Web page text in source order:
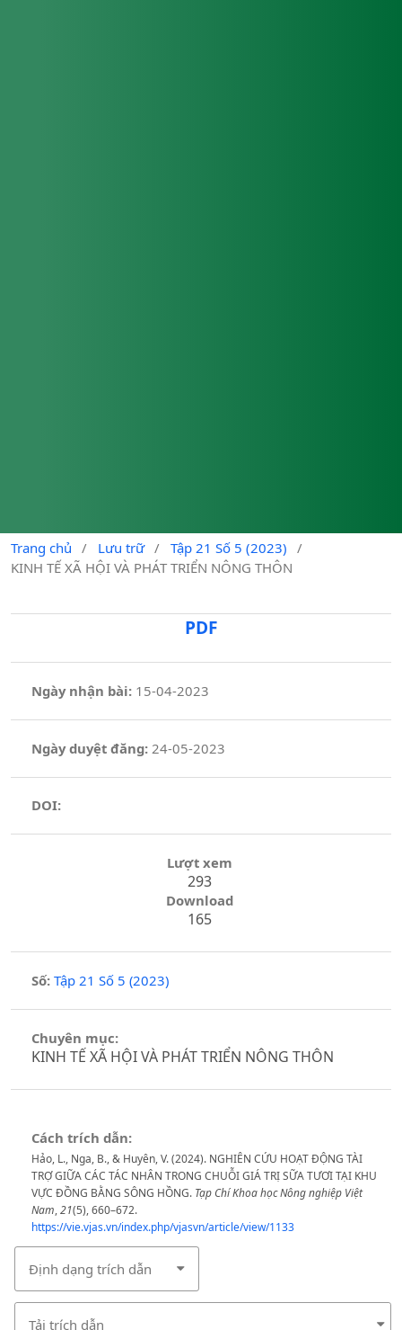
Trang chủ / Lưu trữ / Tập 21 Số 5 (2023)
/
KINH TẾ XÃ HỘI VÀ PHÁT TRIỂN NÔNG THÔN
PDF
Ngày nhận bài: 15-04-2023
Ngày duyệt đăng:24-05-2023
DOI:
Lượt xem
293
Download
165
Số: Tập 21 Số 5 (2023)
Chuyên mục:
KINH TẾ XÃ HỘI VÀ PHÁT TRIỂN NÔNG THÔN
Cách trích dẫn:
Hảo, L., Nga, B., & Huyên, V. (2024). NGHIÊN CỨU HOẠT ĐỘNG TÀI
TRỢ GIỮA CÁC TÁC NHÂN TRONG CHUỖI GIÁ TRỊ SỮA TƯƠI TẠI KHU
VỰC ĐỒNG BẰNG SÔNG HỒNG. Tạp Chí Khoa học Nông nghiệp Việt
Nam,21(5), 660–672.
https://vie.vjas.vn/index.php/vjasvn/article/view/1133
Định dạng trích dẫn
Tải trích dẫn